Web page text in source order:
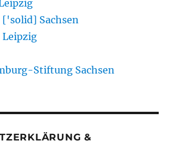
Sachsen
Stiftung Sachsen
&